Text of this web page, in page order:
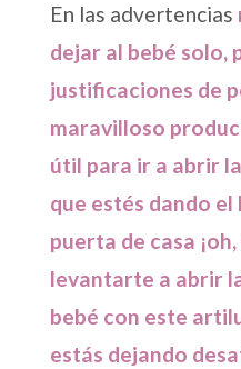
En las advertencias
dejar al bebé solo,
justificaciones de
maravilloso
útil para ir a abrir
que estés dando
puerta de casa
levantarte a abrir
bebé con este
estás dejando